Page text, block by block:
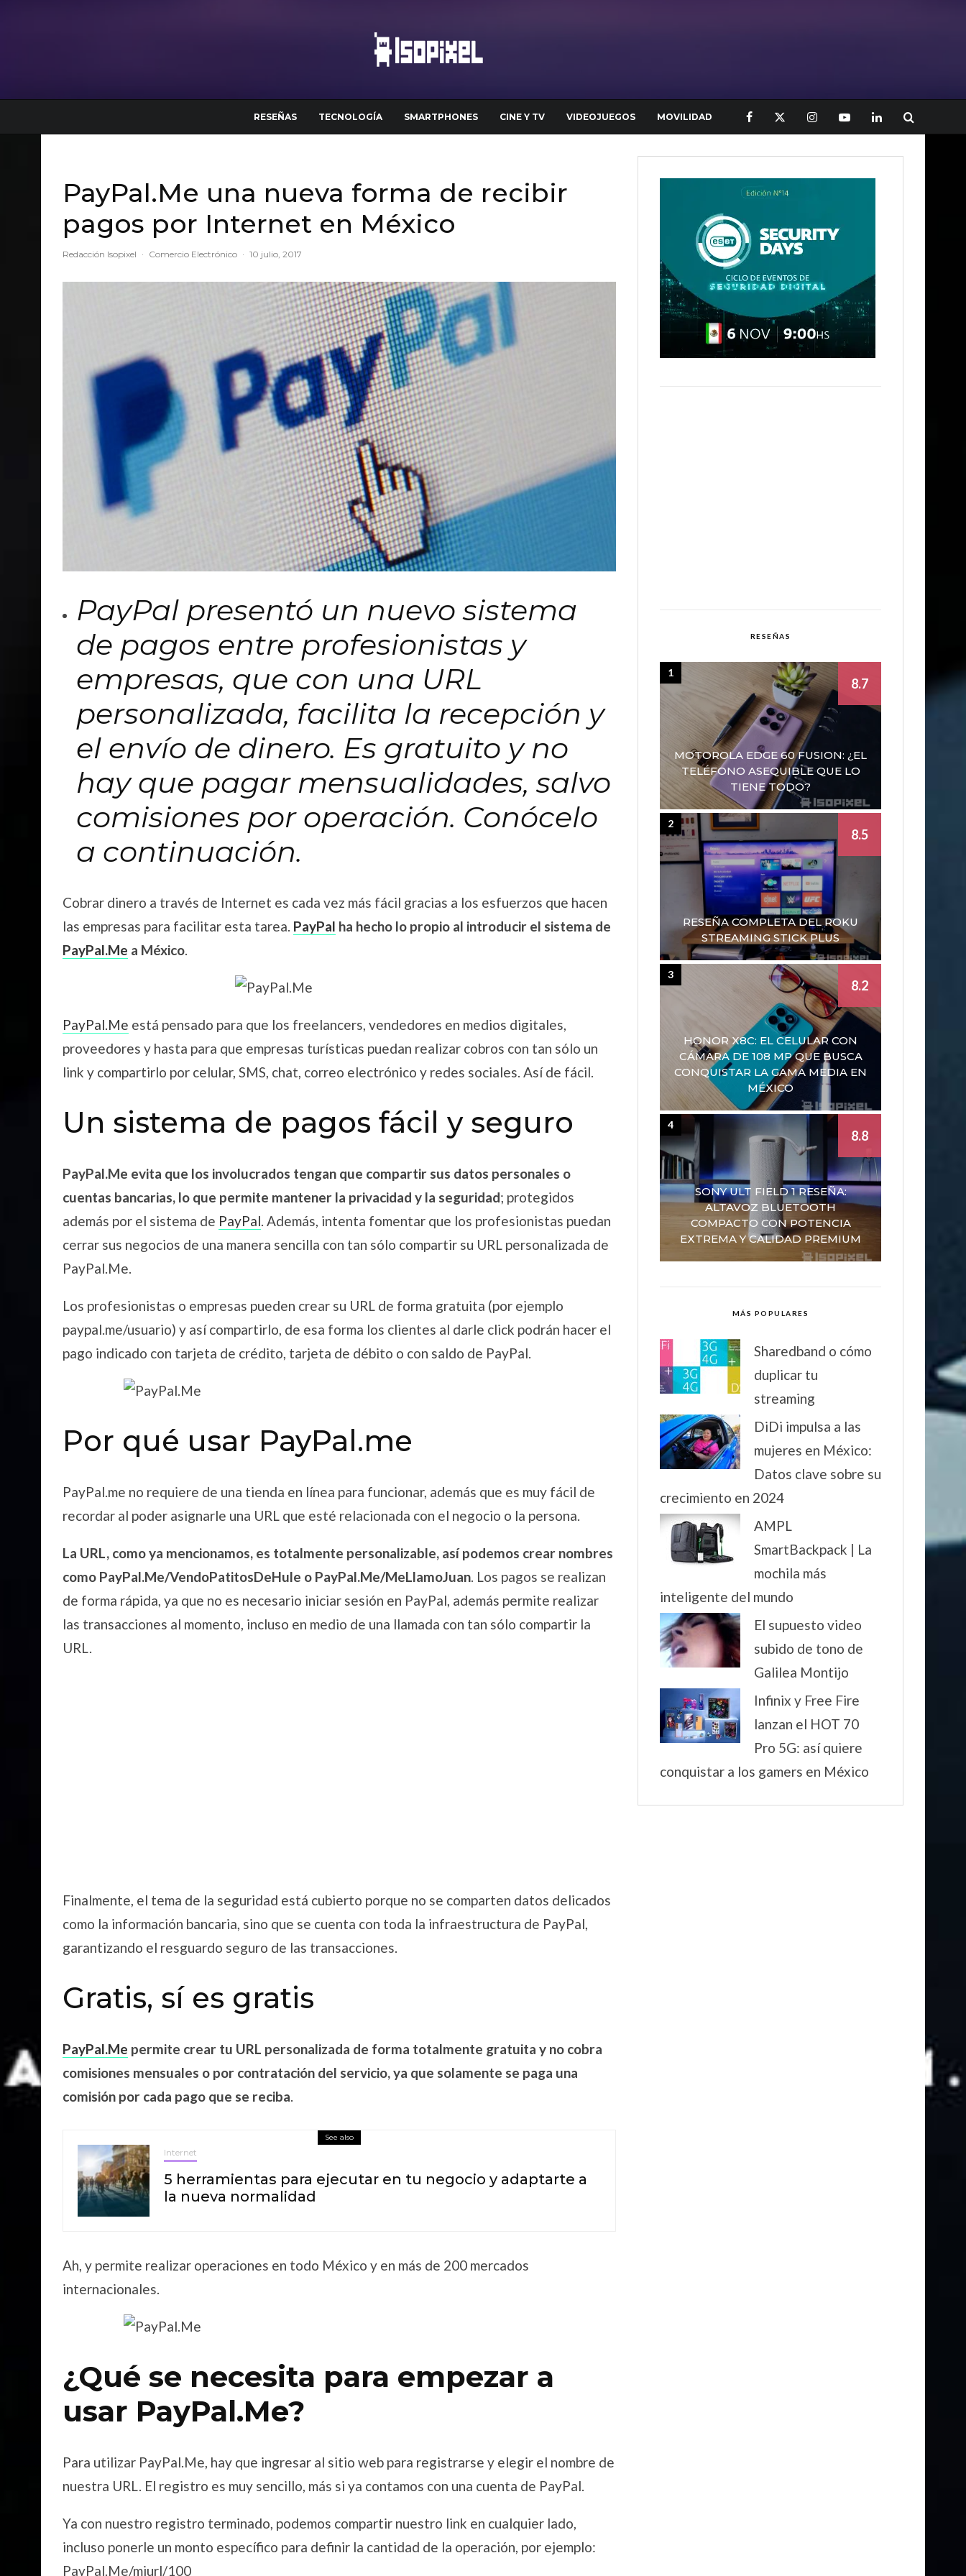
RESEÑAS TECNOLOGÍA SMARTPHONES CINE Y TV VIDEOJUEGOS MOVILIDAD
PayPal.Me una nueva forma de recibir
pagos por Internet en México
Redacción Isopixel · Comercio Electrónico · 10 julio, 2017
PayPal presentó un nuevo sistema
de pagos entre profesionistas y
empresas, que con una URL
personalizada, facilita la recepción y
el envío de dinero. Es gratuito y no
hay que pagar mensualidades, salvo
comisiones por operación. Conócelo
a continuación.
Cobrar dinero a través de Internet es cada vez más fácil gracias a los esfuerzos que hacen
las empresas para facilitar esta tarea. PayPal ha hecho lo propio al introducir el sistema de
PayPal.Me a México.
PayPal.Me está pensado para que los freelancers, vendedores en medios digitales,
proveedores y hasta para que empresas turísticas puedan realizar cobros con tan sólo un
link y compartirlo por celular, SMS, chat, correo electrónico y redes sociales. Así de fácil.
Un sistema de pagos fácil y seguro
PayPal.Me evita que los involucrados tengan que compartir sus datos personales o
cuentas bancarias, lo que permite mantener la privacidad y la seguridad; protegidos
además por el sistema de PayPal. Además, intenta fomentar que los profesionistas puedan
cerrar sus negocios de una manera sencilla con tan sólo compartir su URL personalizada de
PayPal.Me.
Los profesionistas o empresas pueden crear su URL de forma gratuita (por ejemplo
paypal.me/usuario) y así compartirlo, de esa forma los clientes al darle click podrán hacer el
pago indicado con tarjeta de crédito, tarjeta de débito o con saldo de PayPal.
Por qué usar PayPal.me
PayPal.me no requiere de una tienda en línea para funcionar, además que es muy fácil de
recordar al poder asignarle una URL que esté relacionada con el negocio o la persona.
La URL, como ya mencionamos, es totalmente personalizable, así podemos crear nombres
como PayPal.Me/VendoPatitosDeHule o PayPal.Me/MeLlamoJuan. Los pagos se realizan
de forma rápida, ya que no es necesario iniciar sesión en PayPal, además permite realizar
las transacciones al momento, incluso en medio de una llamada con tan sólo compartir la
URL.
Finalmente, el tema de la seguridad está cubierto porque no se comparten datos delicados
como la información bancaria, sino que se cuenta con toda la infraestructura de PayPal,
garantizando el resguardo seguro de las transacciones.
Gratis, sí es gratis
PayPal.Me permite crear tu URL personalizada de forma totalmente gratuita y no cobra
comisiones mensuales o por contratación del servicio, ya que solamente se paga una
comisión por cada pago que se reciba.
See also
Internet
5 herramientas para ejecutar en tu negocio y adaptarte a
la nueva normalidad
Ah, y permite realizar operaciones en todo México y en más de 200 mercados
internacionales.
¿Qué se necesita para empezar a
usar PayPal.Me?
Para utilizar PayPal.Me, hay que ingresar al sitio web para registrarse y elegir el nombre de
nuestra URL. El registro es muy sencillo, más si ya contamos con una cuenta de PayPal.
Ya con nuestro registro terminado, podemos compartir nuestro link en cualquier lado,
incluso ponerle un monto específico para definir la cantidad de la operación, por ejemplo:
PayPal.Me/miurl/100
RESEÑAS
MOTOROLA EDGE 60 FUSION: ¿EL
TELÉFONO ASEQUIBLE QUE LO
TIENE TODO?
8.7
1
RESEÑA COMPLETA DEL ROKU
STREAMING STICK PLUS
8.5
2
HONOR X8C: EL CELULAR CON
CÁMARA DE 108 MP QUE BUSCA
CONQUISTAR LA GAMA MEDIA EN
MÉXICO
8.2
3
SONY ULT FIELD 1 RESEÑA:
ALTAVOZ BLUETOOTH
COMPACTO CON POTENCIA
EXTREMA Y CALIDAD PREMIUM
8.8
4
MÁS POPULARES
Sharedband o cómo
duplicar tu
streaming
DiDi impulsa a las
mujeres en México:
Datos clave sobre su
crecimiento en 2024
AMPL
SmartBackpack | La
mochila más
inteligente del mundo
El supuesto video
subido de tono de
Galilea Montijo
Infinix y Free Fire
lanzan el HOT 70
Pro 5G: así quiere
conquistar a los gamers en México